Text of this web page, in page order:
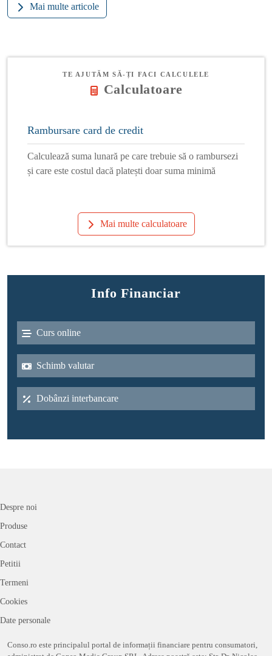
Mai multe articole
TE AJUTĂM SĂ-ȚI FACI CALCULELE
Calculatoare
Rambursare card de credit
Calculează suma lunară pe care trebuie să o rambursezi
și care este costul dacă platești doar suma minimă
Mai multe calculatoare
Info Financiar
Curs online
Schimb valutar
Dobânzi interbancare
Despre noi
Produse
Contact
Petitii
Termeni
Cookies
Date personale
Conso.ro este principalul portal de informații financiare pentru consumatori,